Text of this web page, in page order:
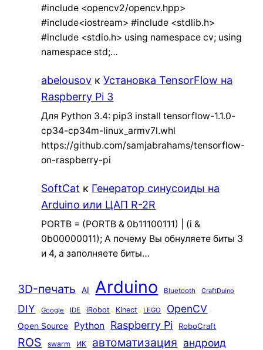
#include <opencv2/opencv.hpp>
#include<iostream> #include <stdlib.h>
#include <stdio.h> using namespace cv; using
namespace std;…
abelousov кУстановка TensorFlow на
Raspberry Pi 3
Для Python 3.4: pip3 install tensorflow-1.1.0-
cp34-cp34m-linux_armv7l.whl
https://github.com/samjabrahams/tensorflow-
on-raspberry-pi
SoftCat к Генератор синусоиды на
Arduino или ЦАП R-2R
PORTB = (PORTB & 0b11100111) | (i &
0b00000011); А почему Вы обнуляете биты 3
и 4, а заполняете биты…
3D-печать AI Arduino Bluetooth CraftDuino
DIY Google IDE iRobot Kinect LEGO OpenCV
Open Source Python Raspberry Pi RoboCraft
ROS swarm ИК автоматизация андроид